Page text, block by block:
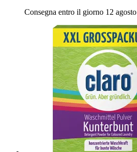
Consegna entro il giorno 12 agosto